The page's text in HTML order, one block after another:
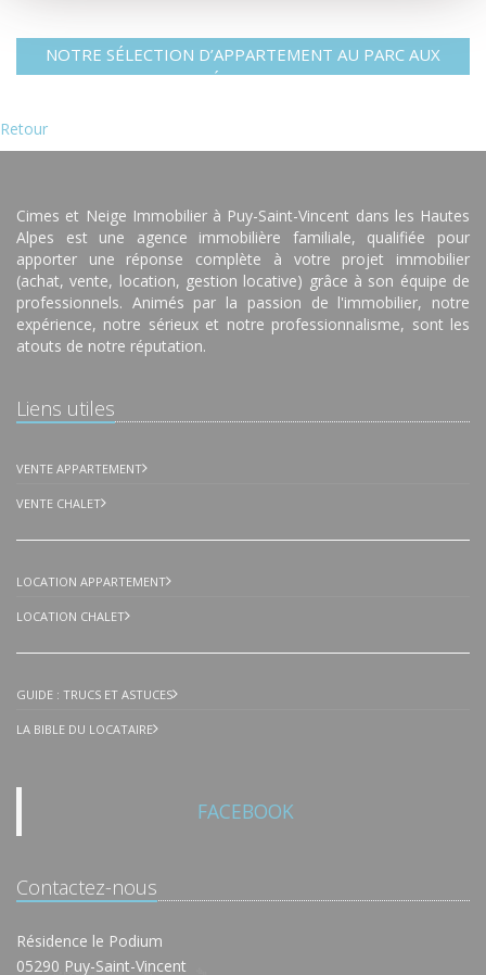
NOTRE SÉLECTION D’APPARTEMENT AU PARC AUX
ÉTOILES
Retour
Cimes et Neige Immobilier à Puy-Saint-Vincent dans les Hautes
Alpes est une agence immobilière familiale, qualifiée pour
apporter une réponse complète à votre projet immobilier
(achat, vente, location, gestion locative) grâce à son équipe de
professionnels. Animés par la passion de l'immobilier, notre
expérience, notre sérieux et notre professionnalisme, sont les
atouts de notre réputation.
Liens utiles
VENTE APPARTEMENT
VENTE CHALET
LOCATION APPARTEMENT
LOCATION CHALET
GUIDE : TRUCS ET ASTUCES
LA BIBLE DU LOCATAIRE
FACEBOOK
Contactez-nous
Résidence le Podium
05290 Puy-Saint-Vincent